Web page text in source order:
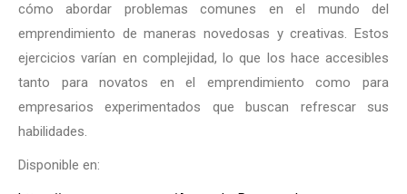
cómo abordar problemas comunes en el mundo del
emprendimiento de maneras novedosas y creativas. Estos
ejercicios varían en complejidad, lo que los hace accesibles
tanto para novatos en el emprendimiento como para
empresarios experimentados que buscan refrescar sus
habilidades.
Disponible en: